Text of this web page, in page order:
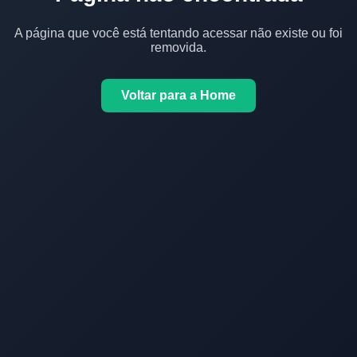
A página que você está tentando acessar não existe ou foi
removida.
Voltar para a Home